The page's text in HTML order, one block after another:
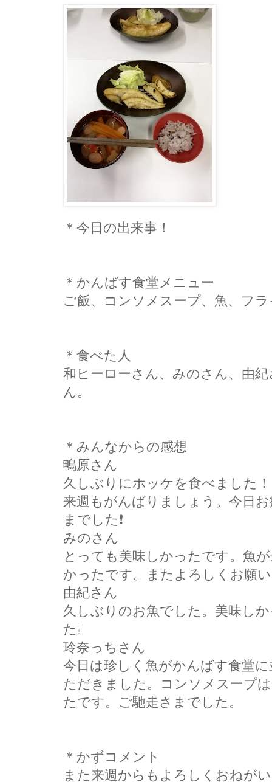
＊今日の出来事！
＊かんばす食堂メニュー
ご飯、コンソメスープ、魚、フ
＊食べた人
和ヒーローさん、みのさん、由
ん。
＊みんなからの感想
鴫原さん
久しぶりにホッケを食べました
来週もがんばりましょう。今日
までした❗
みのさん
とっても美味しかったです。魚
かったです。またよろしくお願い
由紀さん
久しぶりのお魚でした。美味し
た❕
玲奈っちさん
今日は珍しく魚がかんばす食堂
ただきました。コンソメスープ
たです。ご馳走さまでした。
＊かずコメント
また来週からもよろしくおねが